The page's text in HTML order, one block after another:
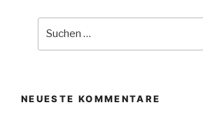
NEUESTE KOMMENTARE